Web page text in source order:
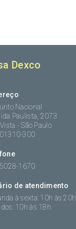
Dexco
Nacional
Paulista, 2073
- São Paulo
300
1670
de atendimento
à sexta: 10h às 20h
10h às 18h